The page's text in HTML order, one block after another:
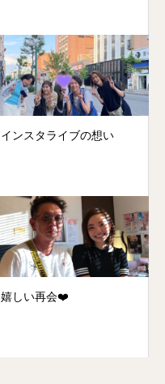
インスタライブの想い
嬉しい再会❤️